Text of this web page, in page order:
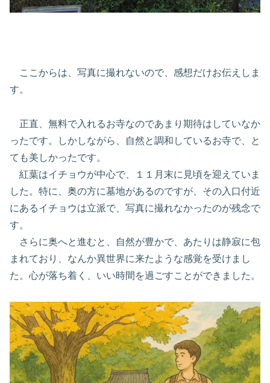
ここからは、写真に撮れないので、感想だけお伝えしま
す。
正直、無料で入れるお寺なのであまり期待はしていなか
ったです。しかしながら、自然と調和しているお寺で、と
ても美しかったです。
紅葉はイチョウが中心で、１１月末に見頃を迎えていま
した。特に、奥の方に墓地があるのですが、その入口付近
にあるイチョウは立派で、写真に撮れなかったのが残念で
す。
さらに奥へと進むと、自然が豊かで、あたりは静寂に包
まれており、なんか異世界に来たような感覚を受けまし
た。心が落ち着く、いい時間を過ごすことができました。